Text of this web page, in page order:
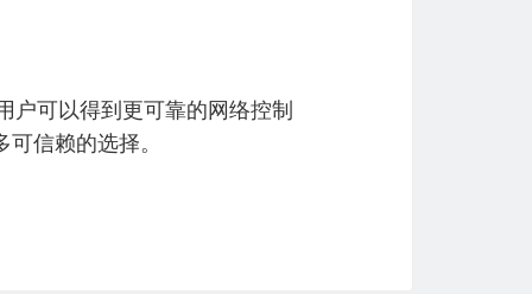
户可以得到更可靠的网络控制
信赖的选择。